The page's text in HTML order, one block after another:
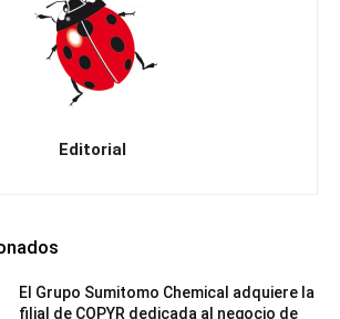
Editorial
El Grupo Sumitomo Chemical adquiere la
filial de COPYR dedicada al negocio de